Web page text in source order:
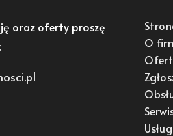
oraz oferty proszę
O